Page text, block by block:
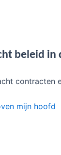
beleid
contracten
mijn hoofd